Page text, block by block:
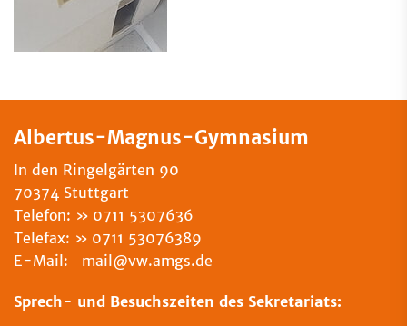
Albertus-Magnus-Gymnasium
In den Ringelgärten 90
70374 Stuttgart
Telefon:
0711 5307636
Telefax:
0711 53076389
E-Mail: mail@vw.amgs.de
Sprech- und Besuchszeiten des Sekretariats: